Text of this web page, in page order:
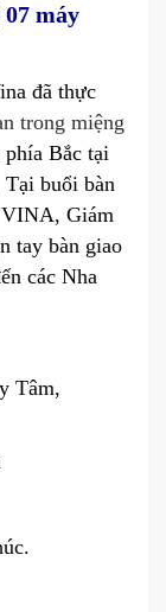
máy
đã thực
trong miệng
Bắc tại
buổi bàn
VINA, Giám
tay bàn giao
các Nha
Tâm,